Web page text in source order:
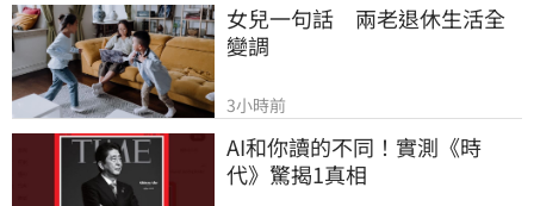
女兒一句話　兩老退休生活全
變調
3小時前
AI和你讀的不同！實測《時
代》驚揭1真相